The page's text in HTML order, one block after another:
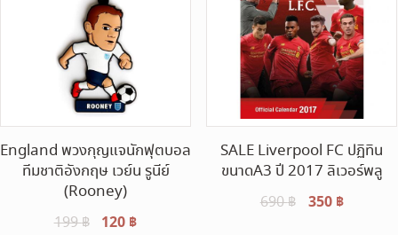
England พวงกุญแจนักฟุตบอล
ทีมชาติอังกฤษ เวย์น รูนีย์
(Rooney)
199฿
Original
120 ฿Current
SALE Liverpool FC ปฏิทิน
ขนาดA3 ปี 2017 ลิเวอร์พลู
690฿
Original
350 ฿Current